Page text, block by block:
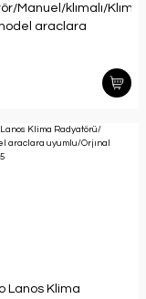
Manuel/klımalı/
araclara
No:96182261
Lanos Klima